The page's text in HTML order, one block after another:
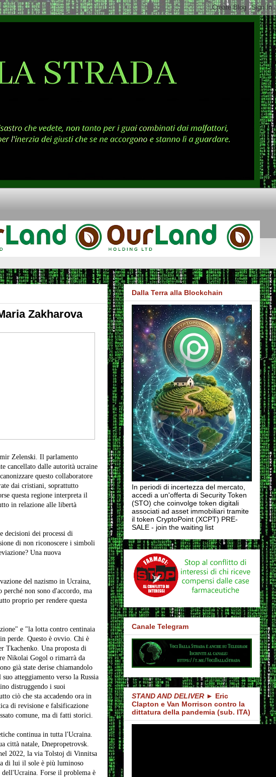
Zakharova
Zelenski. Il parlamento
cancellato dalle autorità ucraine
questo collaboratore
dai cristiani, soprattutto
questa regione interpreta il
in relazione alle libertà
decisioni dei processi di
di non riconoscere i simboli
Una nuova
del nazismo in Ucraina,
non sono d'accordo, ma
proprio per rendere questa
e "la lotta contro centinaia
perde. Questo è ovvio. Chi è
Tkachenko. Una proposta di
Nikolai Gogol o rimarrà da
già state derise chiamandolo
atteggiamento verso la Russia
distruggendo i suoi
ciò che sta accadendo ora in
di revisione e falsificazione
comune, ma di fatti storici.
continua in tutta l'Ucraina.
città natale, Dnepropetrovsk.
2022, la via Tolstoj di Vinnitsa
di lui il sole è più luminoso
Forse il problema è
Dalla Terra alla Blockchain
In periodi di incertezza del mercato,
accedi a un'offerta di Security Token
(STO) che coinvolge token digitali
associati ad asset immobiliari tramite
il token CryptoPoint (XCPT) PRE-
SALE - join the waiting list
Canale Telegram
STAND AND DELIVER► Eric
Clapton e Van Morrison contro la
dittatura della pandemia (sub. ITA)